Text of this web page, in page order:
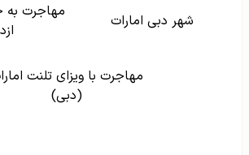
شهر دبی امارات
مهاجرت به
مهاجرت با ویزای تلنت
(دبی)